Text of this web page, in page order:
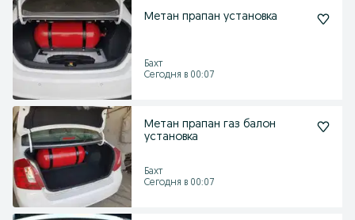
Метан прапан установка
Бахт
Сегодня в 00:07
Метан прапан газ балон
установка
Бахт
Сегодня в 00:07